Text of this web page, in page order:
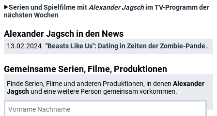
Serien und Spielfilme mit Alexander Jagschim TV-Programm der
nächsten Wochen
Alexander Jagsch in den News
13.02.2024 "Beasts Like Us": Dating in Zeiten der Zombie-Pandemie
Gemeinsame Serien, Filme, Produktionen
Finde Serien, Filme und anderen Produktionen, in denen Alexander
Jagsch und eine weitere Person gemeinsam vorkommen.